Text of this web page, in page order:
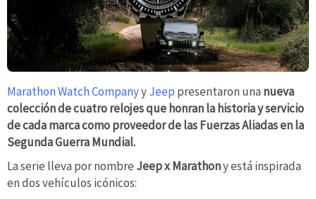
Marathon Watch CompanyyJeep presentaron una nueva
colección de cuatro relojes que honran la historia y servicio
de cada marca como proveedor de las Fuerzas Aliadas en la
Segunda Guerra Mundial.
La serie lleva por nombre Jeep x Marathony está inspirada
en dos vehículos icónicos: